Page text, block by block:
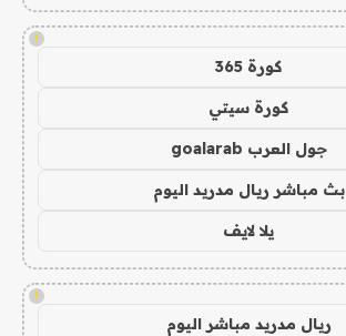
!
كورة 365
كورة سيتي
جول العرب goalarab
بث مباشر ريال مدريد اليوم
يلا لايف
!
ريال مدريد مباشر اليوم